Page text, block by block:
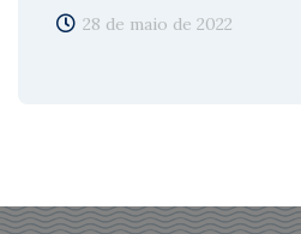
28 de maio de 2022